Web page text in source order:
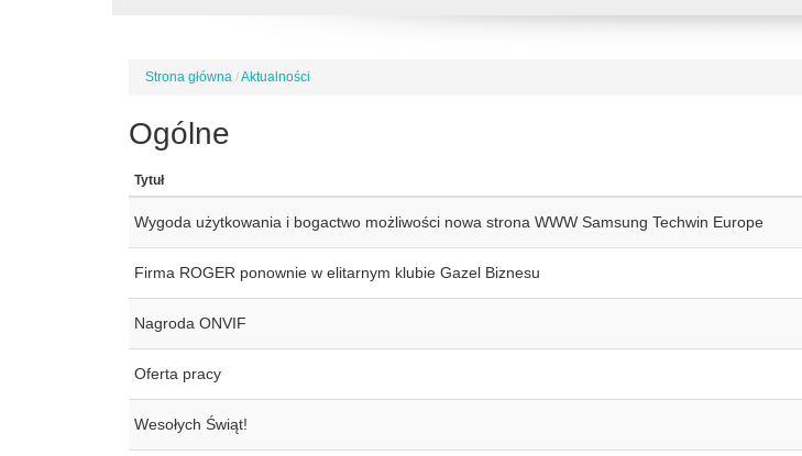
Jesteś
Strona główna /Aktualności
Ogólne
Tytuł
Wygoda użytkowania i bogactwo możliwości nowa strona WWW Samsung Techwin Europe
Firma ROGER ponownie w elitarnym klubie Gazel Biznesu
Nagroda ONVIF
Oferta pracy
Wesołych Świąt!